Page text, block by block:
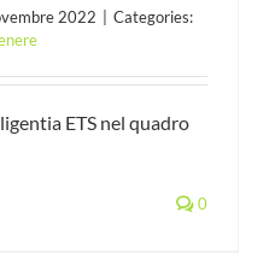
2022 | Categories:
ETS nel quadro
0